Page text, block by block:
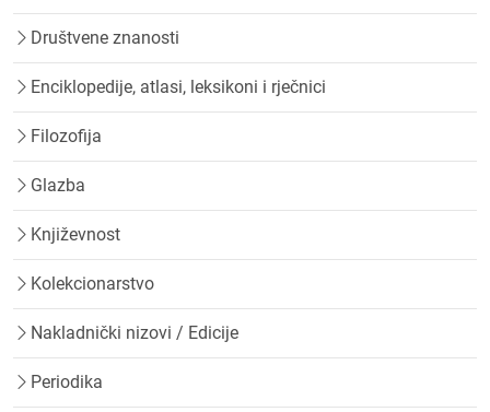
Društvene znanosti
Enciklopedije, atlasi, leksikoni i rječnici
Filozofija
Glazba
Književnost
Kolekcionarstvo
Nakladnički nizovi / Edicije
Periodika